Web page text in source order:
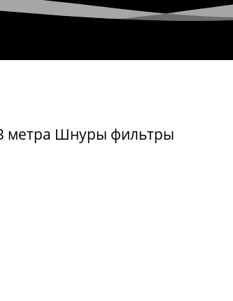
метра Шнуры фильтры